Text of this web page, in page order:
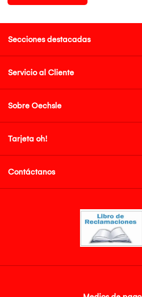
Secciones destacadas
Servicio al Cliente
Sobre Oechsle
Tarjeta oh!
Contáctanos